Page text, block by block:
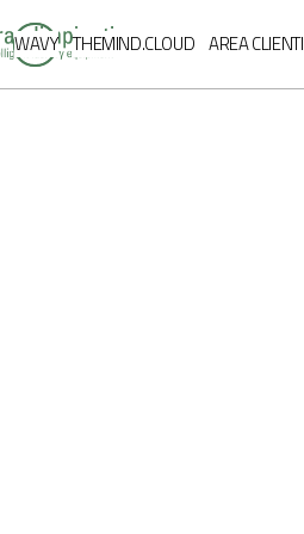
WAVY THEMIND.CLOUD AREA CLIENTI
IT